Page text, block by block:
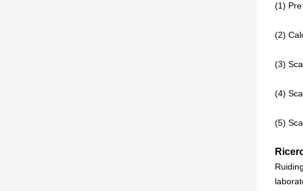
(1)
(2)
(3)
(4)
(5)